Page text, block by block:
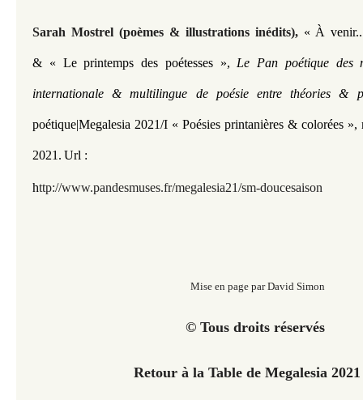
Sarah Mostrel (poèmes & illustrations inédits), « À
& « Le printemps des poétesses», Le Pan poétique des
internationale & multilingue de poésie entre théories &
poétique|Megalesia 2021/I « Poésies printanières & colorées »,
2021. Url :
http://www.pandesmuses.fr/megalesia21/sm-doucesaison
Mise en page par David Simon
© Tous droits réservés
Retour à la Table de Megalesia